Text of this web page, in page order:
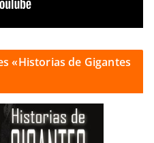
«Historias de Gigantes